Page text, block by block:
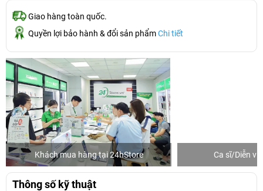
Giao hàng toàn quốc.
Quyền lợi bảo hành & đổi sản phẩmChi tiết
Khách mua hàng tại 24hStore Ca sĩ/Diễn
Thông số kỹ thuật